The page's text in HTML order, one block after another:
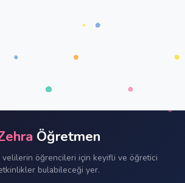
Öğretmen
öğrencileri için keyifli ve öğretici
bulabileceği yer.